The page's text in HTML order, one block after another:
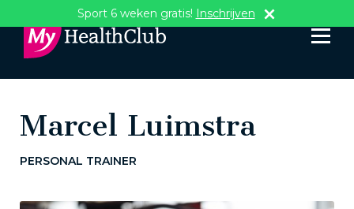
Sport 6 weken gratis! Inschrijven
Marcel Luimstra
PERSONAL TRAINER